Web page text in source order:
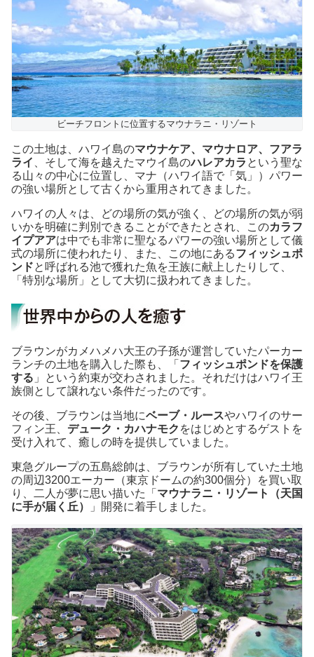
ビーチフロントに位置するマウナラニ・リゾート
この土地は、ハワイ島のマウナケア、マウナロア、フアラ
ライ
、そして海を越えたマウイ島のハレアカラ という聖な
る山々の中心に位置し、マナ（ハワイ語で「気」）パワー
の強い場所として古くから重用されてきました。
ハワイの人々は、どの場所の気が強く、どの場所の気が弱
いかを明確に判別できることができたとされ、このカラフ
イプアアは中でも非常に聖なるパワーの強い場所として儀
式の場所に使われたり、また、この地にあるフィッシュポ
ンドと呼ばれる池で獲れた魚を王族に献上したりして、
「特別な場所」として大切に扱われてきました。
ブラウンがカメハメハ大王の子孫が運営していたパーカー
ランチの土地を購入した際も、「 フィッシュポンドを保護
する 」という約束が交わされました。それだけはハワイ王
族側として譲れない条件だったのです。
その後、ブラウンは当地にベーブ・ルースやハワイのサー
フィン王、 デューク・カハナモク をはじめとするゲストを
受け入れて、癒しの時を提供していました。
東急グループの五島総帥は、ブラウンが所有していた土地
の周辺3200エーカー（東京ドームの約300個分）を買い取
り、二人が夢に思い描いた「 マウナラニ・リゾート（天国
に手が届く丘）
」開発に着手しました。